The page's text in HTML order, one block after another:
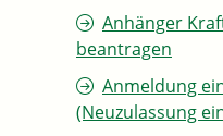
Anhänger
beantragen
Anmeldung
(Neuzulassung